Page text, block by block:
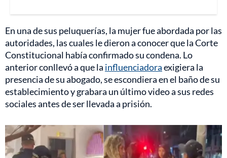
En una de sus peluquerías, la mujer fue abordada por las
autoridades, las cuales le dieron a conocer que la Corte
Constitucional había confirmado su condena. Lo
anterior conllevó a que la influenciadoraexigiera la
presencia de su abogado, se escondiera en el baño de su
establecimiento y grabara un último video a sus redes
sociales antes de ser llevada a prisión.